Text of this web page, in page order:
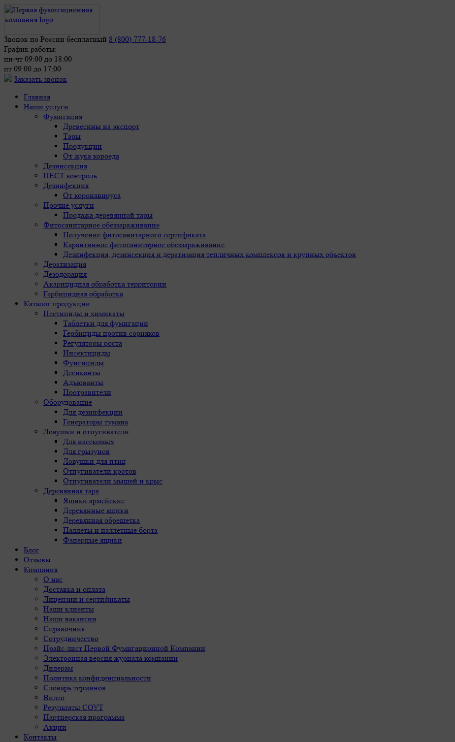
Звонок по России бесплатный 8 (800) 777-18-76
График работы:
пн-чт 09:00 до 18:00
пт 09:00 до 17:00
Заказать звонок
Главная
Наши услуги
Фумигация
Древесины на экспорт
Тары
Продукции
От жука короеда
Дезинсекция
ПЕСТ контроль
Дезинфекция
От коронавируса
Прочие услуги
Продажа деревянной тары
Фитосанитарное обеззараживание
Получение фитосанитарного сертификата
Карантинное фитосанитарное обеззараживание
Дезинфекция, дезинсекция и дератизация тепличных комплексов и крупных объектов
Дератизация
Дезодорация
Акарицидная обработка территории
Гербицидная обработка
Каталог продукции
Пестициды и химикаты
Таблетки для фумигации
Гербициды против сорняков
Регуляторы роста
Инсектициды
Фунгициды
Десиканты
Адъюванты
Протравители
Оборудование
Для дезинфекции
Генераторы тумана
Ловушки и отпугиватели
Для насекомых
Для грызунов
Ловушки для птиц
Отпугиватели кротов
Отпугиватели мышей и крыс
Деревянная тара
Ящики армейские
Деревянные ящики
Деревянная обрешетка
Паллеты и паллетные борта
Фанерные ящики
Блог
Отзывы
Компания
О нас
Доставка и оплата
Лицензии и сертификаты
Наши клиенты
Наши вакансии
Справочник
Сотрудничество
Прайс-лист Первой Фумигационной Компании
Электронная версия журнала компании
Дилерам
Политика конфиденциальности
Словарь терминов
Видео
Результаты СОУТ
Партнерская программа
Акции
Контакты